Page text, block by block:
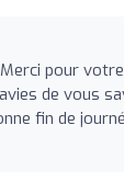
pour
de vous
fin de